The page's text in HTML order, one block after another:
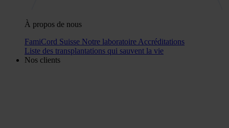
À propos de nous
FamiCord Suisse Notre laboratoire Accréditations
Liste des transplantations qui sauvent la vie
Nos clients